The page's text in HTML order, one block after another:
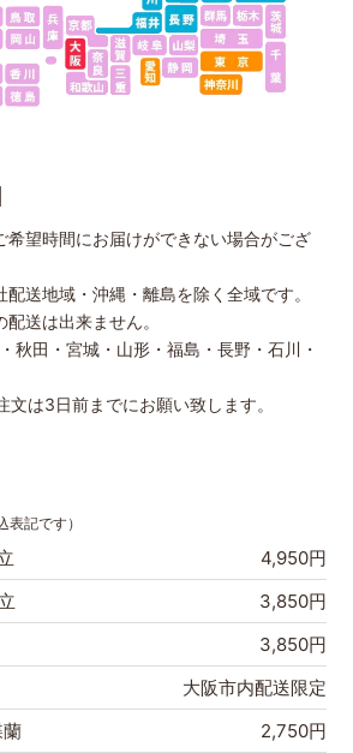
望時間にお届けができない場合がござ
送地域・沖縄・離島を除く全域です。
送は出来ません。
秋田・宮城・山形・福島・長野・石川・
は3日前までにお願い致します。
表記です）
4,950円
3,850円
3,850円
大阪市内配送限定
蘭
2,750円